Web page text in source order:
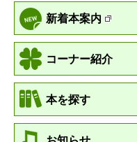
新着本案内
コーナー紹介
本を探す